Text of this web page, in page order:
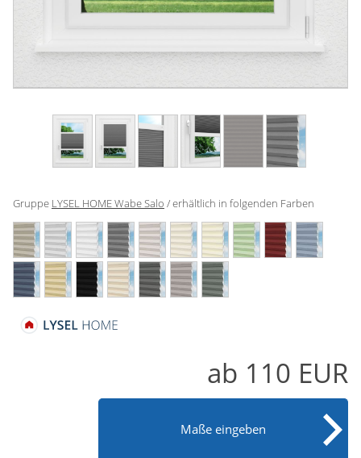
Gardinenstange
Gruppe LYSEL HOME Wabe Salo / erhältlich in folgenden Farben
ab 110 EUR
Maße eingeben